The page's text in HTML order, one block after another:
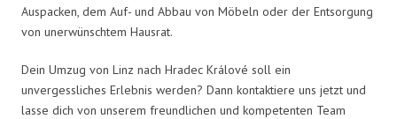
Auspacken, dem Auf- und Abbau von Möbeln oder der Entsorgung
von unerwünschtem Hausrat.
Dein Umzug von Linz nach Hradec Králové soll ein
unvergessliches Erlebnis werden? Dann kontaktiere uns jetzt und
lasse dich von unserem freundlichen und kompetenten Team